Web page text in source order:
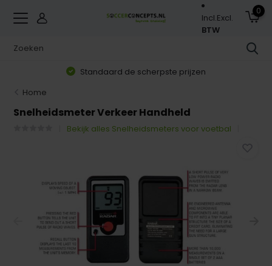
Incl.Excl.
BTW
0
Standaard de scherpste prijzen
Home
Snelheidsmeter Verkeer Handheld
Bekijk alles Snelheidsmeters voor voetbal